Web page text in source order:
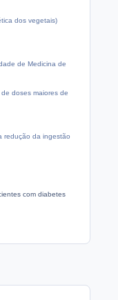
dos vegetais)
de Medicina de
doses maiores de
redução da ingestão
com diabetes